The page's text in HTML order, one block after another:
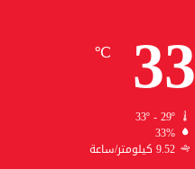
33
℃
33º - 29º
33%
9.52 كيلومتر/ساعة